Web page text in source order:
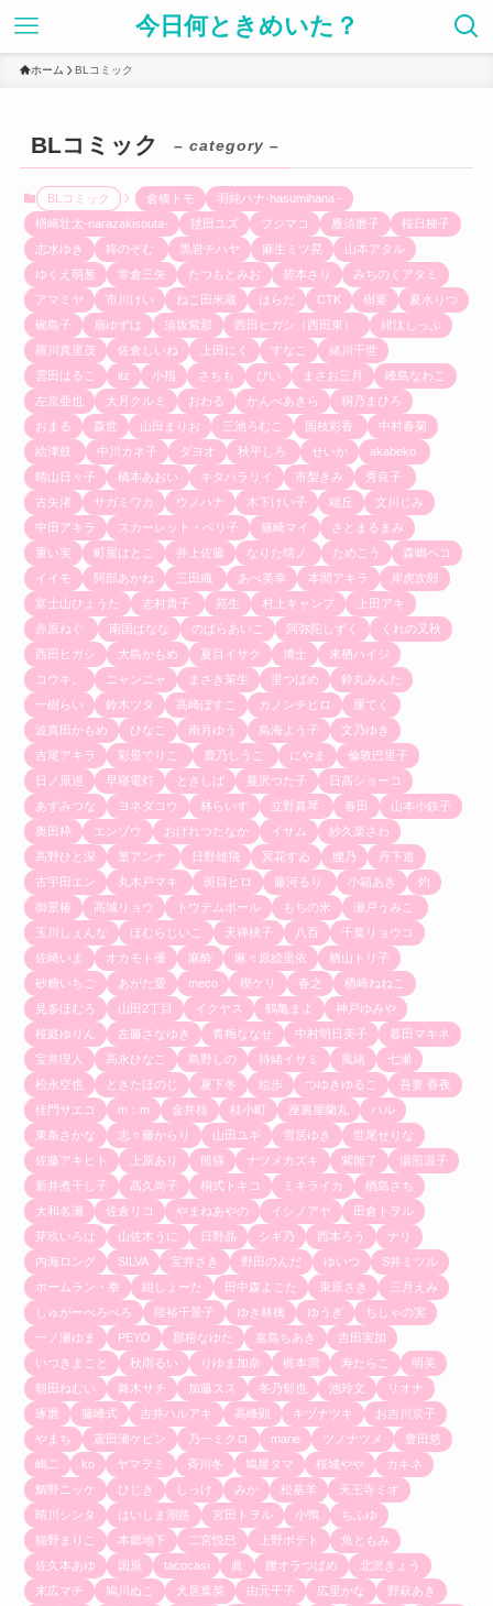
今日何ときめいた？
ホーム BLコミック
BLコミック – category –
BLコミック 倉橋トモ
羽純ハナ-hasumihana -
楢崎壮太-narazakisouta-
毬田ユズ フジマコ 雁須磨子
桜日梯子
志水ゆき
柊のぞむ 黒岩チハヤ 麻生ミツ晃
山本アタル
ゆくえ萌葱
常倉三矢 たつもとみお 碧本さり
みちのくアタミ
アマミヤ
市川けい ねこ田米蔵 はらだ CTK 樹要
夏水りつ
碗島子
扇ゆずは 須坂紫那 西田ヒガシ（西田東）
緋汰しっぷ
羅川真里茂
佐倉しいね 上田にく すなこ
緒川千世
雲田はるこ
itz 小指 さちも ぴい まさお三月
峰島なわこ
左京亜也
大月クルミ おわる かんべあきら
桐乃まひろ
おまる
森世 山田まりお 三池ろむこ 国枝彩香
中村春菊
絵津鼓
中川カネ子 ダヨオ 秋平しろ せいか
akabeko
晴山日々子
橋本あおい キタハラリイ 市梨きみ
秀良子
古矢渚
サガミワカ ウノハナ 木下けい子 端丘
文川じみ
中田アキラ
スカーレット・ベリ子 篠崎マイ
さとまるまみ
重い実
町屋はとこ 井上佐藤 なりた晴ノ ためこう
森嶋ペコ
イイモ
阿部あかね 三田織 あべ美幸 本間アキラ
岸虎次郎
富士山ひょうた
志村貴子 苑生 村上キャンプ
上田アキ
赤原ねぐ
南国ばなな のばらあいこ 阿弥陀しずく
くれの又秋
西田ヒガシ
大島かもめ 夏目イサク 博士
来栖ハイジ
コウキ。
ニャンニャ まさき茉生 里つばめ
鈴丸みんた
一樹らい
鈴木ツタ 高崎ぼすこ カノンチヒロ
厘てく
波真田かもめ
ひなこ 南月ゆう 鳥海よう子
文乃ゆき
吉尾アキラ
彩景でりこ 鹿乃しうこ にやま
倫敦巴里子
日ノ原巡
早寝電灯 ときしば 蔓沢つた子
日高ショーコ
あずみつな
ヨネダコウ 林らいす 立野真琴 春田
山本小鉄子
奥田枠
エンゾウ おげれつたなか イサム
紗久楽さわ
高野ひと深
篁アンナ 日野雄飛 冥花すゐ 腰乃
丹下道
古宇田エン
丸木戸マキ 斑目ヒロ 藤河るり 小箱あき
灼
御景椿
高城リョウ トウテムポール もちの米
瀬戸うみこ
玉川しぇんな
ほむらじいこ 天禅桃子 八百
千葉リョウコ
佐崎いま
オカモト優 麻酔 麻々原絵里依
栖山トリ子
砂糖いちご
あがた愛 meco 楔ケリ 春之
楢崎ねねこ
見多ほむろ
山田2丁目 イクヤス 鶴亀まよ
神戸ゆみや
桜庭ゆりん
左藤さなゆき 青梅ななせ 中村明日美子
暮田マキネ
宝井理人
高永ひなこ 鳥野しの 待緒イサミ 風緒
七瀬
松永空也
ときたほのじ 夏下冬 絵歩 つゆきゆるこ
吾妻 香夜
佳門サエコ
m：m 金井桂 桂小町 座裏屋蘭丸
ハル
東条さかな
志々藤からり 山田ユギ 雪居ゆき
世尾せりな
佐藤アキヒト
上原あり 熊猫 ナツメカズキ 紫能了
湯煎温子
新井煮干し子
高久尚子 桐式トキコ ミキライカ
楢島さち
大和名瀬
佐倉リコ やまねあやの イシノアヤ
田倉トヲル
芽玖いろは
山佐木うに 日野晶 シギ乃 西本ろう
ナリ
内海ロング
SILVA 宝井さき 野田のんだ ゆいつ
S井ミツル
ホームラン・拳
紺しょーた 田中森よこた 束原さき
三月えみ
しゅがーぺろぺろ
陸裕千景子 ゆき林檎 ゆうぎ
ちしゃの実
一ノ瀬ゆま
PEYO 那梧なゆた 嘉島ちあき
吉田実加
いつきまこと
秋雨るい りゆま加奈 梶本潤 寿たらこ
明美
朝田ねむい
舞木サチ 加藤スス 冬乃郁也 池玲文
リオナ
琢磨
藤峰式 吉井ハルアキ 高峰顕 キヅナツキ
お吉川京子
やまち
鳶田瀬ケビン 乃一ミクロ marie ツノナツメ
豊田悠
嶋二
ko ヤマヲミ 斉川冬 鳩屋タマ 桜城やや
カキネ
鯛野ニッケ
ひじき しっけ みか 松基羊
天王寺ミオ
晴川シンタ
はいしま潮路 宮田トヲル 小鴨
ちふゆ
猫野まりこ
本郷地下 二宮悦巳 上野ポテト
魚ともみ
佐久本あゆ
国原 tacocasi 眞 腰オラつばめ
北沢きょう
末広マチ
鳩川ぬこ 犬居葉菜 由元千子 広里かな
野萩あき